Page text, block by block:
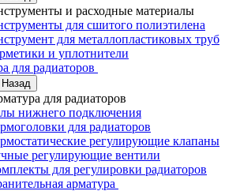
и расходные материалы
для сшитого полиэтилена
для металлопластиковых труб
и уплотнители
для радиаторов
Назад
для радиаторов
нижнего подключения
для радиаторов
регулирующие клапаны
регулирующие вентили
для регулировки радиаторов
арматура